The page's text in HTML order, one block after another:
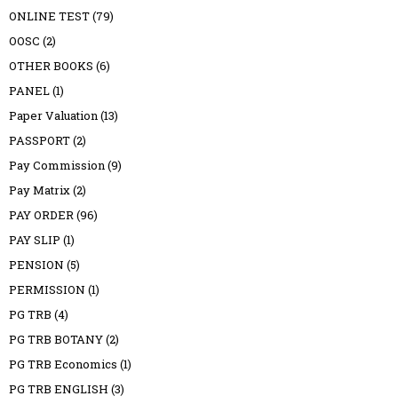
ONLINE TEST(79)
OOSC (2)
OTHER BOOKS (6)
PANEL(1)
Paper Valuation(13)
PASSPORT(2)
Pay Commission(9)
Pay Matrix(2)
PAY ORDER(96)
PAY SLIP (1)
PENSION (5)
PERMISSION (1)
PG TRB (4)
PG TRB BOTANY(2)
PG TRB Economics (1)
PG TRB ENGLISH (3)